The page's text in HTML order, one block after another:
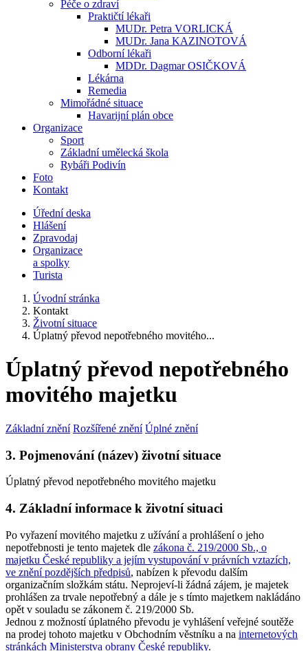
Péče o zdraví
Praktičtí lékaři
MUDr. Petra VORLICKÁ
MUDr. Jana KAZINOTOVÁ
Odborní lékaři
MDDr. Dagmar OSIČKOVÁ
Lékárna
Remedia
Mimořádné situace
Havarijní plán obce
Organizace
Sport
Základní umělecká škola
Rybáři Podivín
Foto
Kontakt
Úřední deska
Hlášení
Zpravodaj
Organizace
a spolky
Turista
Úvodní stránka
Kontakt
Životní situace
Úplatný převod nepotřebného movitého...
Úplatný převod nepotřebného
movitého majetku
Základní znění Rozšířené znění Úplné znění
3. Pojmenování (název) životní situace
Úplatný převod nepotřebného movitého majetku
4. Základní informace k životní situaci
Po vyřazení movitého majetku z užívání a prohlášení o jeho
nepotřebnosti je tento majetek dle zákona č. 219/2000 Sb., o
majetku České republiky a jejím vystupování v právních vztazích,
ve znění pozdějších předpisů, nabízen k převodu dalším
organizačním složkám státu. Neprojeví-li žádná zájem, je majetek
prohlášen za trvale nepotřebný a dále je s tímto majetkem nakládáno
opět v souladu se zákonem č. 219/2000 Sb.
Jednou z možností úplatného převodu je vyhlášení veřejné soutěže
na prodej tohoto majetku v Obchodním věstníku a na internetových
stránkách Ministerstva obrany České republiky.